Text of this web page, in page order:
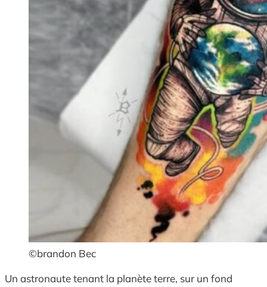
©brandon Bec
Un astronaute tenant la planète terre, sur un fond